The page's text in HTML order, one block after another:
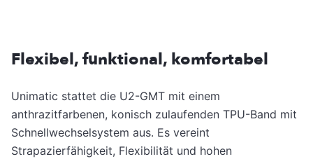
Flexibel, funktional, komfortabel
Unimatic stattet die U2-GMT mit einem
anthrazitfarbenen, konisch zulaufenden TPU-Band mit
Schnellwechselsystem aus. Es vereint
Strapazierfähigkeit, Flexibilität und hohen